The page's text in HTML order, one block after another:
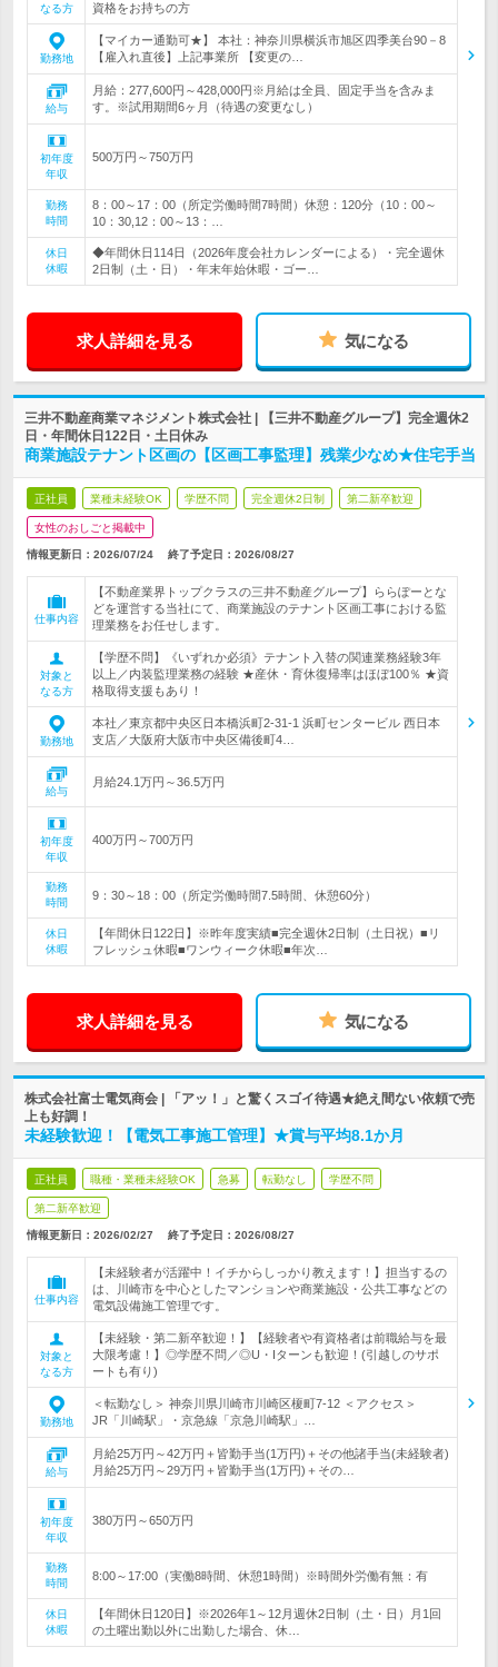
なる方
資格をお持ちの方
勤務地
【マイカー通勤可★】 本社：神奈川県横浜市旭区四季美台90－8
【雇入れ直後】上記事業所 【変更の…
給与
月給：277,600円～428,000円※月給は全員、固定手当を含みま
す。※試用期間6ヶ月（待遇の変更なし）
初年度
年収
500万円～750万円
勤務
時間
8：00～17：00（所定労働時間7時間）休憩：120分（10：00～
10：30,12：00～13：…
休日
休暇
◆年間休日114日（2026年度会社カレンダーによる）・完全週休
2日制（土・日）・年末年始休暇・ゴー…
求人詳細を見る 気になる
三井不動産商業マネジメント株式会社 | 【三井不動産グループ】完全週休2
日・年間休日122日・土日休み
商業施設テナント区画の【区画工事監理】残業少なめ★住宅手当
正社員 業種未経験OK 学歴不問 完全週休2日制 第二新卒歓迎
女性のおしごと掲載中
情報更新日：2026/07/24 終了予定日： 2026/08/27
仕事内容
【不動産業界トップクラスの三井不動産グループ】ららぽーとな
どを運営する当社にて、商業施設のテナント区画工事における監
理業務をお任せします。
対象と
なる方
【学歴不問】《いずれか必須》テナント入替の関連業務経験3年
以上／内装監理業務の経験 ★産休・育休復帰率はほぼ100％ ★資
格取得支援もあり！
勤務地
本社／東京都中央区日本橋浜町2-31-1 浜町センタービル 西日本
支店／大阪府大阪市中央区備後町4…
給与
月給24.1万円～36.5万円
初年度
年収
400万円～700万円
勤務
時間
9：30～18：00（所定労働時間7.5時間、休憩60分）
休日
休暇
【年間休日122日】※昨年度実績■完全週休2日制（土日祝）■リ
フレッシュ休暇■ワンウィーク休暇■年次…
求人詳細を見る 気になる
株式会社富士電気商会 | 「アッ！」と驚くスゴイ待遇★絶え間ない依頼で売
上も好調！
未経験歓迎！【電気工事施工管理】★賞与平均8.1か月
正社員 職種・業種未経験OK 急募 転勤なし 学歴不問
第二新卒歓迎
情報更新日：2026/02/27 終了予定日： 2026/08/27
仕事内容
【未経験者が活躍中！イチからしっかり教えます！】担当するの
は、川崎市を中心としたマンションや商業施設・公共工事などの
電気設備施工管理です。
対象と
なる方
【未経験・第二新卒歓迎！】【経験者や有資格者は前職給与を最
大限考慮！】◎学歴不問／◎U・Iターンも歓迎！(引越しのサポ
ートも有り)
勤務地
＜転勤なし＞ 神奈川県川崎市川崎区榎町7-12 ＜アクセス＞
JR「川崎駅」・京急線「京急川崎駅」…
給与
月給25万円～42万円＋皆勤手当(1万円)＋その他諸手当(未経験者)
月給25万円～29万円＋皆勤手当(1万円)＋その…
初年度
年収
380万円～650万円
勤務
時間
8:00～17:00（実働8時間、休憩1時間）※時間外労働有無：有
休日
休暇
【年間休日120日】※2026年1～12月週休2日制（土・日）月1回
の土曜出勤以外に出勤した場合、休…